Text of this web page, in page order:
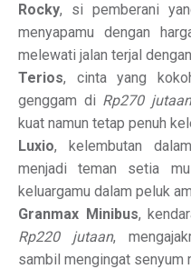
Rocky, si pemberani
menyapamu dengan
melewati jalan terjal
Terios, cinta yang
genggam di Rp270
kuat namun tetap penuh
Luxio, kelembutan
menjadi teman setia
keluargamu dalam peluk
Granmax Minibus,
Rp220 jutaan,
sambil mengingat senyum